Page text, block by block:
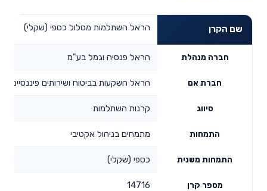
שם הקרן הראל השתלמות מסלול כספי (שקלי)
חברה מנהלת הראל פנסיה וגמל בע"מ
חברת אם הראל השקעות בביטוח ושירותים פיננסיים
סיווג קרנות השתלמות
התמחות מתמחים בניהול אקטיבי
התמחות משנית כספי (שקלי)
מספר קרן 14716